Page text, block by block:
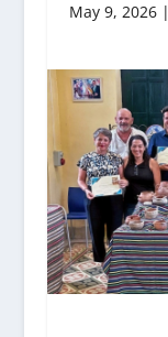
May 9, 2026|